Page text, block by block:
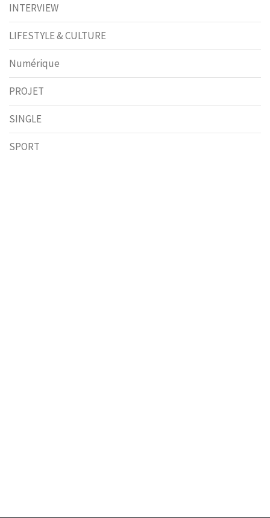
INTERVIEW
LIFESTYLE & CULTURE
Numérique
PROJET
SINGLE
SPORT